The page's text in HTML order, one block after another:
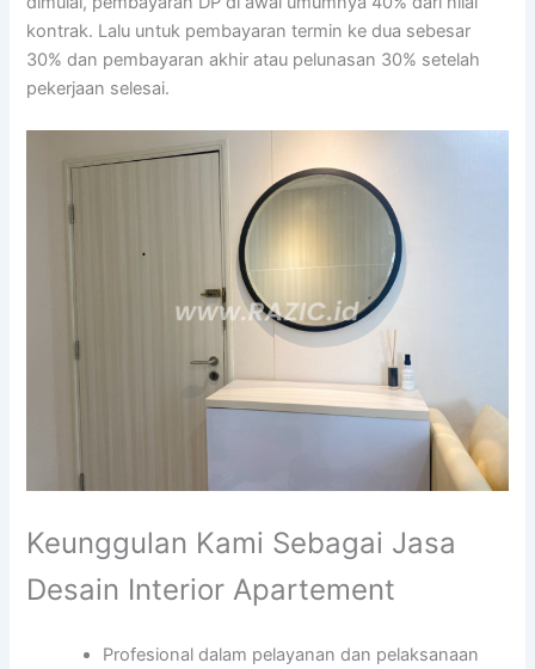
kontrak. Lalu untuk pembayaran termin ke dua sebesar
30% dan pembayaran akhir atau pelunasan 30% setelah
pekerjaan selesai.
Keunggulan Kami Sebagai Jasa
Desain Interior Apartement
Profesional dalam pelayanan dan pelaksanaan